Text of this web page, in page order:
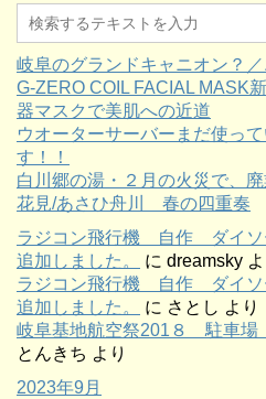
岐阜のグランドキャニオン？
G-ZERO COIL FACIAL MASK
器マスクで美肌への近道
ウオーターサーバーまだ使っ
す！！
白川郷の湯・２月の火災で、廃
花見/あさひ舟川 春の四重奏
ラジコン飛行機 自作 ダイソ
追加しました。
に dreamsky
ラジコン飛行機 自作 ダイソ
追加しました。
に さとし より
岐阜基地航空祭201８ 駐車
とんきち より
2023年9月